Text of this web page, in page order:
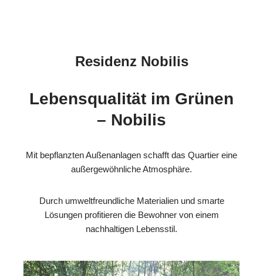
Residenz Nobilis
Lebensqualität im Grünen
– Nobilis
Mit bepflanzten Außenanlagen schafft das Quartier eine
außergewöhnliche Atmosphäre.
Durch umweltfreundliche Materialien und smarte
Lösungen profitieren die Bewohner von einem
nachhaltigen Lebensstil.